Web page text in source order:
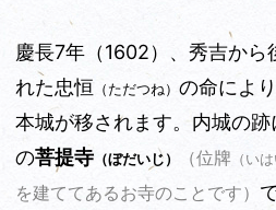
慶長7年（1602）、秀吉から
れた忠恒 （ただつね） の命によ
本城が移されます。内城の
の菩提寺 （ぼだいじ） （位牌 （いは
を建ててあるお寺のことです）